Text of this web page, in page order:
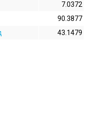
7.0372
90.3877
43.1479